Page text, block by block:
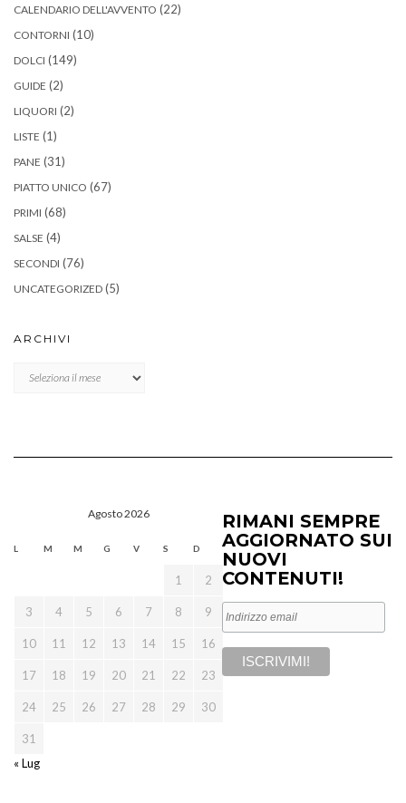
CALENDARIO DELL'AVVENTO (22)
CONTORNI (10)
DOLCI (149)
GUIDE (2)
LIQUORI (2)
LISTE (1)
PANE (31)
PIATTO UNICO (67)
PRIMI (68)
SALSE (4)
SECONDI (76)
UNCATEGORIZED (5)
ARCHIVI
Agosto 2026
L M M G V S D
1 2
3 4 5 6 7 8 9
10 11 12 13 14 15 16
17 18 19 20 21 22 23
24 25 26 27 28 29 30
31
« Lug
RIMANI SEMPRE
AGGIORNATO SUI
NUOVI
CONTENUTI!